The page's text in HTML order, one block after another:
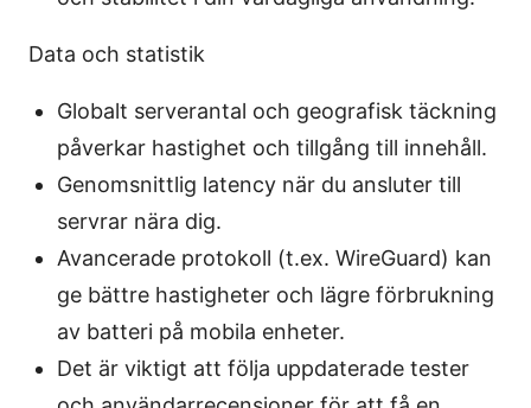
Data och statistik
Globalt serverantal och geografisk täckning
påverkar hastighet och tillgång till innehåll.
Genomsnittlig latency när du ansluter till
servrar nära dig.
Avancerade protokoll (t.ex. WireGuard) kan
ge bättre hastigheter och lägre förbrukning
av batteri på mobila enheter.
Det är viktigt att följa uppdaterade tester